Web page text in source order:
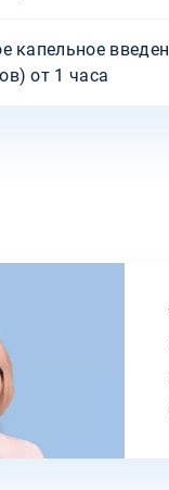
капельное
от 1 часа